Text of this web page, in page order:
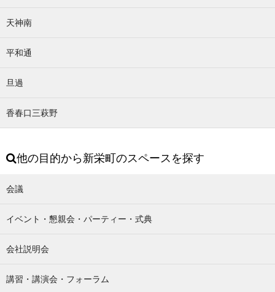
天神南
平和通
旦過
香春口三萩野
他の目的から新栄町のスペースを探す
会議
イベント・懇親会・パーティー・式典
会社説明会
講習・講演会・フォーラム